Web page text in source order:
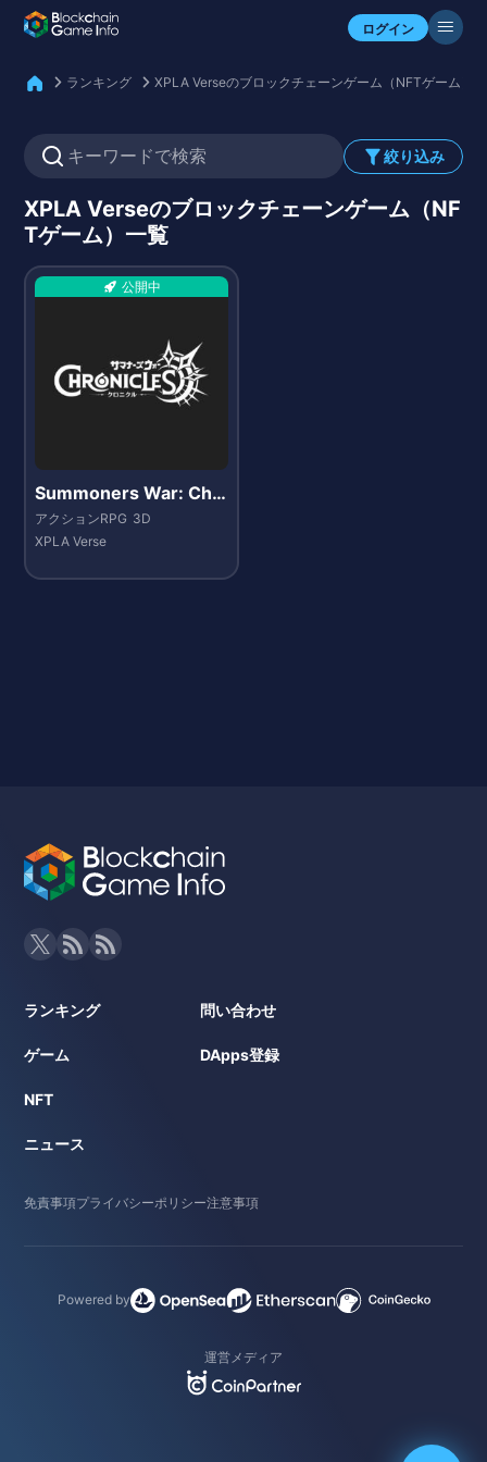
ログイン
自分のアセットを確認
ランキング XPLA Verseのブロックチェーンゲーム（NFTゲーム）
絞り込み
XPLA Verseのブロックチェーンゲーム（NF
Tゲーム）一覧
公開中
Summoners War: Chr
onicles
アクションRPG 3D
XPLA Verse
ランキング
ゲーム
NFT
ニュース
問い合わせ
DApps登録
免責事項プライバシーポリシー注意事項
Powered by
運営メディア